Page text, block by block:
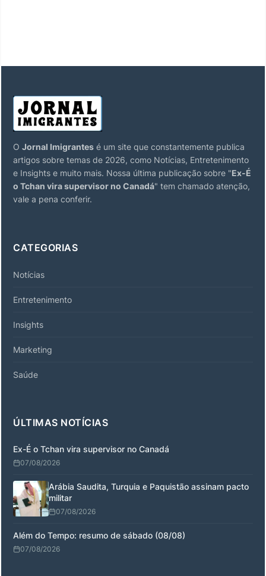
O Jornal Imigrantes é um site que constantemente publica
artigos sobre temas de 2026, como Notícias, Entretenimento
e Insights e muito mais. Nossa última publicação sobre "Ex-É
o Tchan vira supervisor no Canadá" tem chamado atenção,
vale a pena conferir.
CATEGORIAS
Notícias
Entretenimento
Insights
Marketing
Saúde
ÚLTIMAS NOTÍCIAS
Ex-É o Tchan vira supervisor no Canadá
07/08/2026
Arábia Saudita, Turquia e Paquistão assinam pacto
militar
07/08/2026
Além do Tempo: resumo de sábado (08/08)
07/08/2026